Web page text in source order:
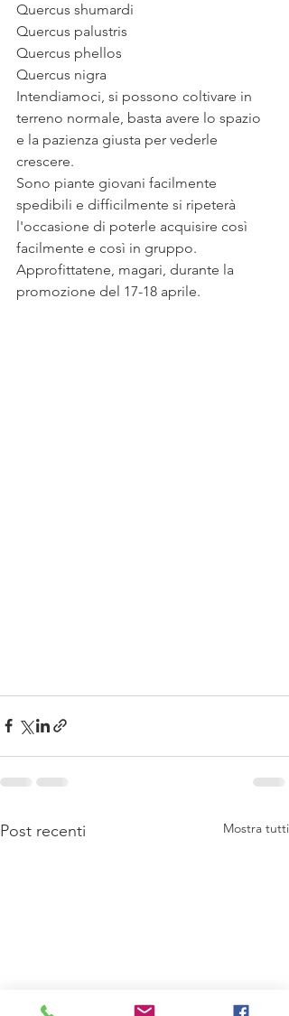
Quercus shumardi
Quercus palustris
Quercus phellos
Quercus nigra
Intendiamoci, si possono coltivare in
terreno normale, basta avere lo spazio
e la pazienza giusta per vederle
crescere.
Sono piante giovani facilmente
spedibili e difficilmente si ripeterà
l'occasione di poterle acquisire così
facilmente e così in gruppo.
Approfittatene, magari, durante la
promozione del 17-18 aprile.
Post recenti Mostra tutti